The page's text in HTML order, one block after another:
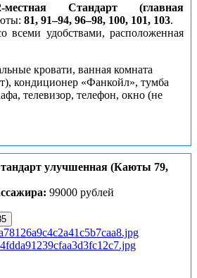
местная Стандарт (главная
81, 91–94, 96–98, 100, 101, 103.
всеми удобствами, расположенная
кровати, ванная комната
кондиционер «Фанкойл», тумба
телевизор, телефон, окно (не
улучшенная (Каюты 79,
99000 рублей